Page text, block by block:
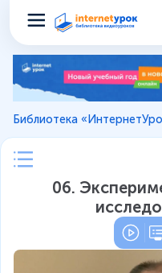
Библиотека
06.